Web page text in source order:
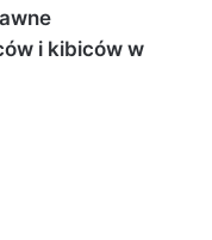
i kibiców w